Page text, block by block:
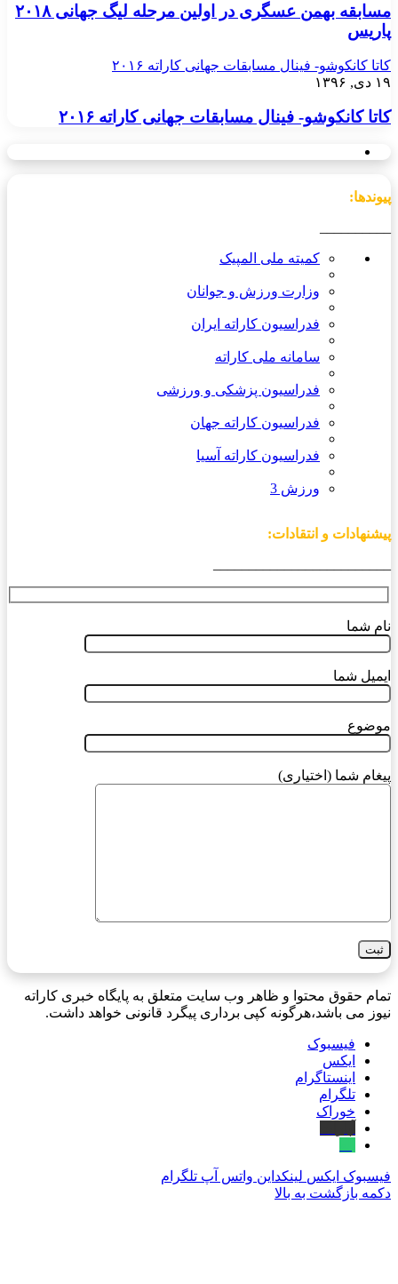
مسابقه بهمن عسگری در اولین مرحله لیگ جهانی ۲۰۱۸
پاریس
کاتا کانکوشو- فینال مسابقات جهانی کاراته ۲۰۱۶
۱۹ دی, ۱۳۹۶
کاتا کانکوشو- فینال مسابقات جهانی کاراته ۲۰۱۶
پیوندها:
کمیته ملی المپیک
وزارت ورزش و جوانان
فدراسیون کاراته ایران
سامانه ملی کاراته
فدراسیون پزشکی و ورزشی
فدراسیون کاراته جهان
فدراسیون کاراته آسیا
ورزش 3
پیشنهادات و انتقادات:
نام شما
ایمیل شما
موضوع
پیغام شما (اختیاری)
تمام حقوق محتوا و ظاهر وب سایت متعلق به پایگاه خبری کاراته
نیوز می باشد،هرگونه کپی برداری پیگرد قانونی خواهد داشت.
فیسبوک
ایکس
اینستاگرام
تلگرام
خوراک
فیسبوک ایکس لینکداین واتس آپ تلگرام
دکمه بازگشت به بالا